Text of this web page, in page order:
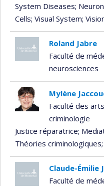
System Diseases;
Cells; Visual System;
Roland Jabre
Faculté de
neurosciences
Mylène
Faculté des
criminologie
Justice réparatrice;
Théories criminologiques
Claude-Émilie
Faculté de